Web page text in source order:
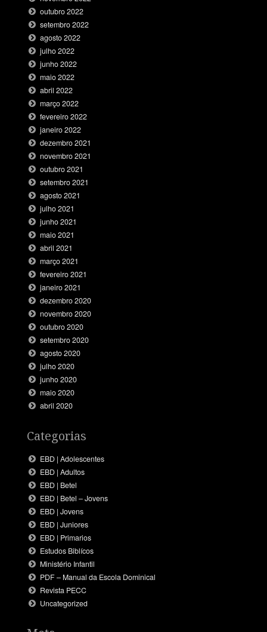
outubro 2022
setembro 2022
agosto 2022
julho 2022
junho 2022
maio 2022
abril 2022
março 2022
fevereiro 2022
janeiro 2022
dezembro 2021
novembro 2021
outubro 2021
setembro 2021
agosto 2021
julho 2021
junho 2021
maio 2021
abril 2021
março 2021
fevereiro 2021
janeiro 2021
dezembro 2020
novembro 2020
outubro 2020
setembro 2020
agosto 2020
julho 2020
junho 2020
maio 2020
abril 2020
Categorias
EBD | Adolescentes
EBD | Adultos
EBD | Betel
EBD | Betel – Jovens
EBD | Jovens
EBD | Juniores
EBD | Primarios
Estudos Biblícos
Ministério Infantil
PDF – Manual da Escola Dominical
Revista PECC
Uncategorized